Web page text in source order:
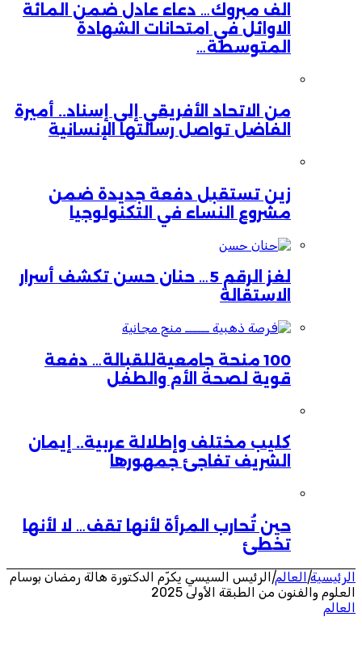
الف مبروك… دعاء عادل ضمن المائة
الاوائل في امتحانات الشهادة
المتوسطة…
من الاتحاد الأفريقي إلى إسناد.. أميرة
الفاضل تواصل رسالتها الإنسانية
زين تستقبل دفعة جديدة ضمن
مشروع النساء في التكنولوجيا
لغز الرقم 5… حنان حسن تكشف أسرار
الاستقالة
100 منحة جامعيةللقبالة… دفعة
قوية لصحة الأم والطفل
كليب مختلف وإطلالة عربية.. إيمان
الشريف تفاجئ جمهورها
حين تُحارب المرأة لأنها تقف… لا لأنها
تخطئ
الرئيسية| العالم| الرئيس السيسي يكرّم الدكتورة هالة رمضان بوسام
العلوم والفنون من الطبقة الأولى 2025
العالم